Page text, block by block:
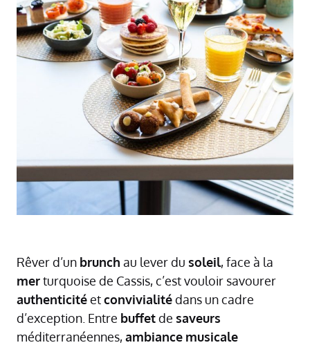
Rêver d’un brunch au lever du soleil, face à la
merturquoise de Cassis, c’est vouloir savourer
authenticitéetconvivialitédans un cadre
d’exception. Entre buffetde saveurs
méditerranéennes,ambiance musicale